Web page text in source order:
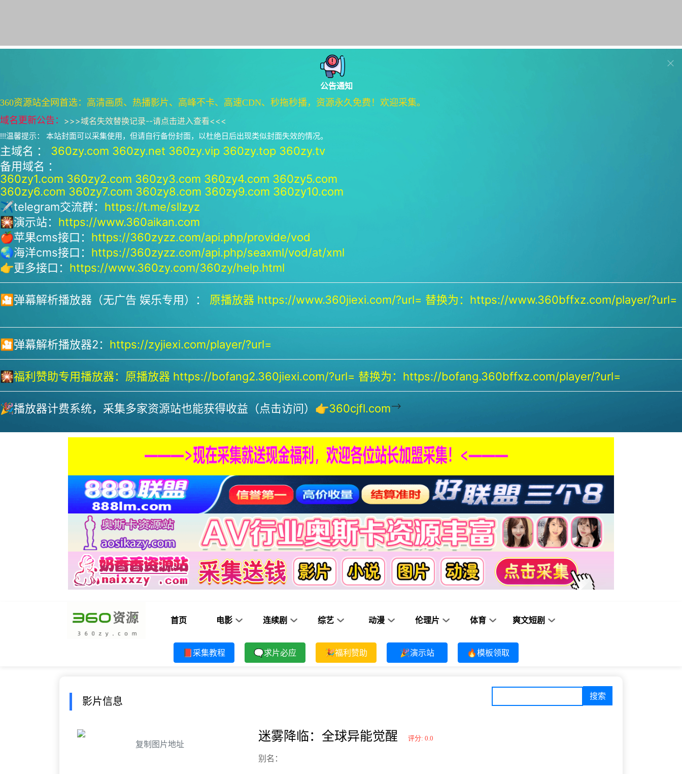
公告通知
360资源站全网首选：高清画质、热播影片、高峰不卡、高速CDN、秒拖秒播，资源永久免费！欢迎采集。
域名更新公告： >>>域名失效替换记录--请点击进入查看<<<
!!!温馨提示： 本站封面可以采集使用，但请自行备份封面，以杜绝日后出现类似封面失效的情况。
主域名 ： 360zy.com 360zy.net 360zy.vip 360zy.top 360zy.tv
备用域名 ：
360zy1.com 360zy2.com 360zy3.com 360zy4.com 360zy5.com
360zy6.com 360zy7.com 360zy8.com 360zy9.com 360zy10.com
✈telegram交流群： https://t.me/sllzyz
🎇演示站： https://www.360aikan.com
🍎苹果cms接口： https://360zyzz.com/api.php/provide/vod
🌏海洋cms接口： https://360zyzz.com/api.php/seaxml/vod/at/xml
👉更多接口： https://www.360zy.com/360zy/help.html
🎦弹幕解析播放器（无广告 娱乐专用）： 原播放器 https://www.360jiexi.com/?url= 替换为：https://www.360bffxz.com/player/?url=
🎦弹幕解析播放器2： https://zyjiexi.com/player/?url=
🎇福利赞助专用播放器： 原播放器 https://bofang2.360jiexi.com/?url= 替换为：https://bofang.360bffxz.com/player/?url=
🎉播放器计费系统，采集多家资源站也能获得收益（点击访问）👉360cjfl.com-->
首页 电影 连续剧 综艺 动漫 伦理片 体育 爽文短剧
📕采集教程 🗨求片必应 🎉福利赞助 🎉演示站 🔥模板领取
影片信息
复制图片地址
迷雾降临：全球异能觉醒 评分: 0.0
别名：